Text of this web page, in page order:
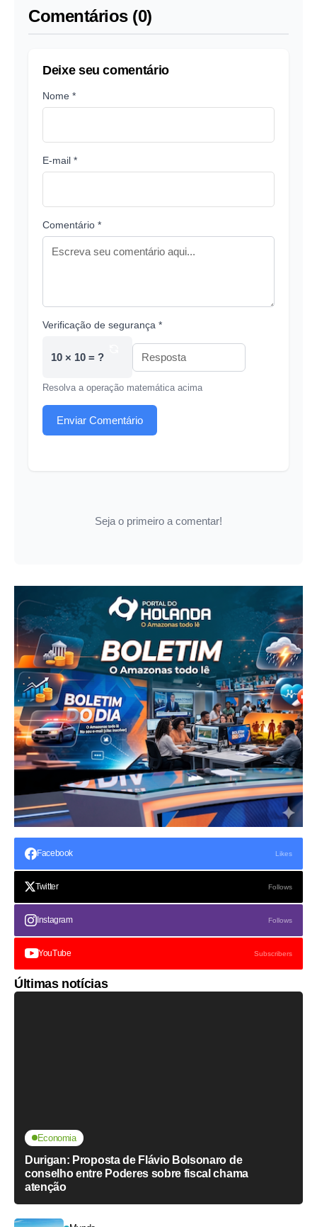
Comentários (0)
Deixe seu comentário
Nome *
E-mail *
Comentário *
Verificação de segurança *
10 × 10 = ?
Resolva a operação matemática acima
Enviar Comentário
Seja o primeiro a comentar!
Facebook Likes
Twitter Follows
Instagram Follows
YouTube Subscribers
Últimas notícias
Economia
Durigan: Proposta de Flávio Bolsonaro de
conselho entre Poderes sobre fiscal chama
atenção